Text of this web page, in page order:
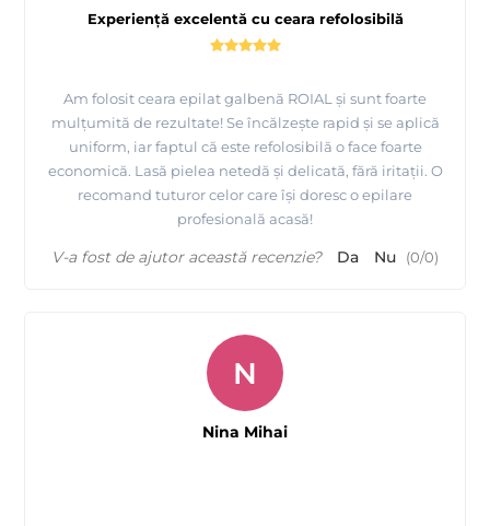
Experiență excelentă cu ceara refolosibilă
Am folosit ceara epilat galbenă ROIAL și sunt foarte
mulțumită de rezultate! Se încălzește rapid și se aplică
uniform, iar faptul că este refolosibilă o face foarte
economică. Lasă pielea netedă și delicată, fără iritații. O
recomand tuturor celor care își doresc o epilare
profesională acasă!
V-a fost de ajutor această recenzie? Da Nu (0/0)
N
Nina Mihai